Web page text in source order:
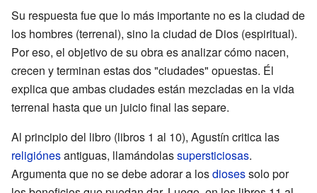
Su respuesta fue que lo más importante no es la ciudad de
los hombres (terrenal), sino la ciudad de Dios (espiritual).
Por eso, el objetivo de su obra es analizar cómo nacen,
crecen y terminan estas dos "ciudades" opuestas. Él
explica que ambas ciudades están mezcladas en la vida
terrenal hasta que un juicio final las separe.
Al principio del libro (libros 1 al 10), Agustín critica las
religiónesantiguas, llamándolassupersticiosas.
Argumenta que no se debe adorar a losdiosessolo por